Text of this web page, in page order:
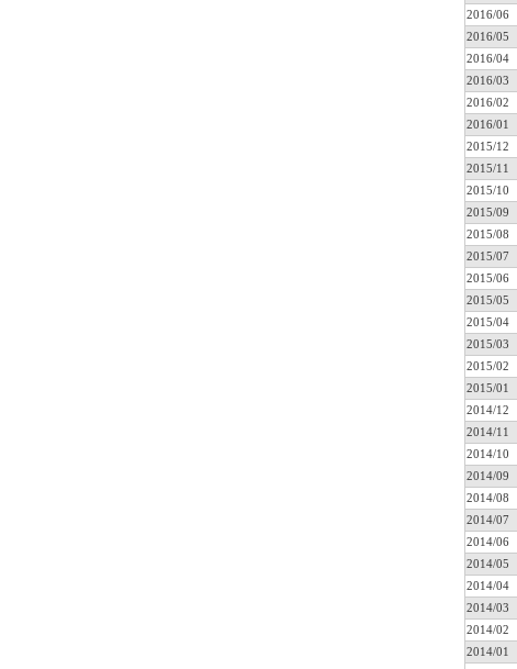
2016/06
2016/05
2016/04
2016/03
2016/02
2016/01
2015/12
2015/11
2015/10
2015/09
2015/08
2015/07
2015/06
2015/05
2015/04
2015/03
2015/02
2015/01
2014/12
2014/11
2014/10
2014/09
2014/08
2014/07
2014/06
2014/05
2014/04
2014/03
2014/02
2014/01